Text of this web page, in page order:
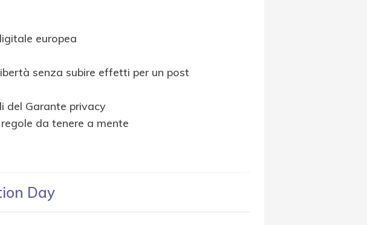
europea
senza subire effetti per un post
del Garante privacy
da tenere a mente
Day